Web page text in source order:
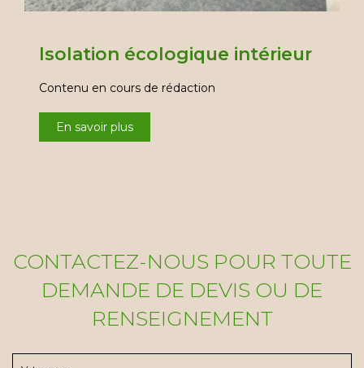
Isolation écologique intérieur
Contenu en cours de rédaction
En savoir plus
CONTACTEZ-NOUS POUR TOUTE
DEMANDE DE DEVIS OU DE
RENSEIGNEMENT